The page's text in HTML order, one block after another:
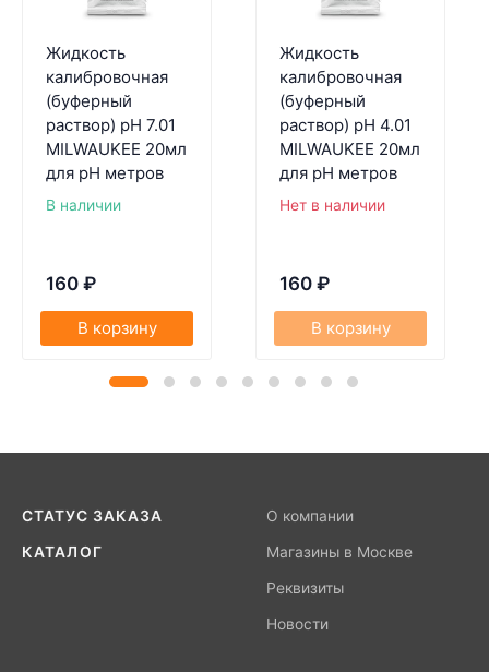
Жидкость
калибровочная
(буферный
раствор) pH 7.01
MILWAUKEE 20мл
для pH метров
В наличии
160 ₽
В корзину
Жидкость
калибровочная
(буферный
раствор) pH 4.01
MILWAUKEE 20мл
для pH метров
Нет в наличии
160 ₽
В корзину
СТАТУС ЗАКАЗА
КАТАЛОГ
О компании
Магазины в Москве
Реквизиты
Новости